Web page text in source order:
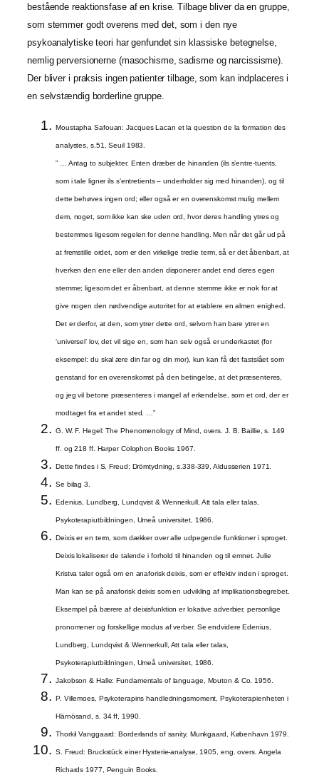
bestående reaktionsfase af en krise. Tilbage bliver da en gruppe,
som stemmer godt overens med det, som i den nye
psykoanalytiske teori har genfundet sin klassiske betegnelse,
nemlig perversionerne (masochisme, sadisme og narcissisme).
Der bliver i praksis ingen patienter tilbage, som kan indplaceres i
en selvstændig borderline gruppe.
Moustapha Safouan: Jacques Lacan et la question de la formation des
analystes, s.51, Seuil 1983.
” … Antag to subjekter. Enten dræber de hinanden (ils s’entre-tuents,
som i tale ligner ils s’entretients – underholder sig med hinanden), og til
dette behøves ingen ord; eller også er en overenskomst mulig mellem
dem, noget, som ikke kan ske uden ord, hvor deres handling ytres og
bestemmes ligesom regelen for denne handling. Men når det går ud på
at fremstille ordet, som er den virkelige tredie term, så er det åbenbart, at
hverken den ene eller den anden disponerer andet end deres egen
stemme; ligesom det er åbenbart, at denne stemme ikke er nok for at
give nogen den nødvendige autoritet for at etablere en almen enighed.
Det er derfor, at den, som ytrer dette ord, selvom han bare ytrer en
‘universel’ lov, det vil sige en, som han selv også er underkastet (for
eksempel: du skal ære din far og din mor), kun kan få det fastslået som
genstand for en overenskomst på den betingelse, at det præsenteres,
og jeg vil betone præsenteres i mangel af erkendelse, som et ord, der er
modtaget fra et andet sted. …”
G. W. F. Hegel: The Phenomenology of Mind, overs. J. B. Baillie, s. 149
ff. og 218 ff. Harper Colophon Books 1967.
Dette findes i S. Freud: Drömtydning, s.338-339, Aldusserien 1971.
Se bilag 3.
Edenius, Lundberg, Lundqvist & Wennerkull, Att tala eller talas,
Psykoterapiutbildningen, Umeå universitet, 1986.
Deixis er en term, som dækker over alle udpegende funktioner i sproget.
Deixis lokaliserer de talende i forhold til hinanden og til emnet. Julie
Kristva taler også om en anaforisk deixis, som er effektiv inden i sproget.
Man kan se på anaforisk deixis som en udvikling af implikationsbegrebet.
Eksempel på bærere af deixisfunktion er lokative adverbier, personlige
pronomener og forskellige modus af verber. Se endvidere Edenius,
Lundberg, Lundqvist & Wennerkull, Att tala eller talas,
Psykoterapiutbildningen, Umeå universitet, 1986.
Jakobson & Halle: Fundamentals of language, Mouton & Co. 1956.
P. Villemoes, Psykoterapins handledningsmoment, Psykoterapienheten i
Härnösand, s. 34 ff, 1990.
Thorkil Vanggaard: Borderlands of sanity, Munkgaard, København 1979.
S. Freud: Bruckstück einer Hysterie-analyse, 1905, eng. overs. Angela
Richards 1977, Penguin Books.